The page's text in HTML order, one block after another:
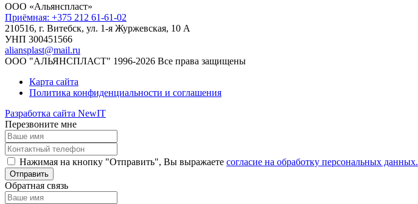
ООО «Альянспласт»
Приёмная: +375 212 61-61-02
210516, г. Витебск, ул. 1-я Журжевская, 10 А
УНП 300451566
aliansplast@mail.ru
ООО "АЛЬЯНСПЛАСТ" 1996-2026 Все права защищены
Карта сайта
Политика конфиденциальности и соглашения
Разработка сайта NewIT
Перезвоните мне
Нажимая на кнопку "Отправить", Вы выражаете согласие на обработку персональных данных.
Обратная связь